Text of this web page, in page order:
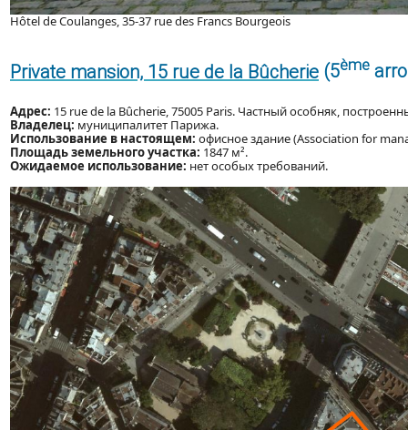
Hôtel de Coulanges, 35-37 rue des Francs Bourgeois
Private mansion, 15 rue de la Bûcherie (5ème
Адрес: 15 rue de la Bûcherie, 75005 Paris. Частный особняк,
Владелец: муниципалитет Парижа.
Использование в настоящем: офисное здание (Association for
Площадь земельного участка: 1847 м².
Ожидаемое использование: нет особых требований.